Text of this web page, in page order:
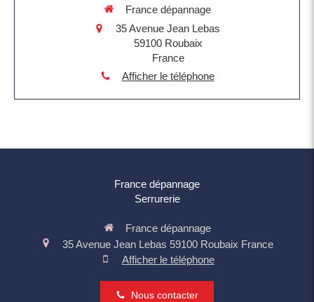
France dépannage
35 Avenue Jean Lebas
59100 Roubaix
France
Afficher le téléphone
France dépannage
Serrurerie
France dépannage
35 Avenue Jean Lebas 59100 Roubaix France
Afficher le téléphone
Nous contacter